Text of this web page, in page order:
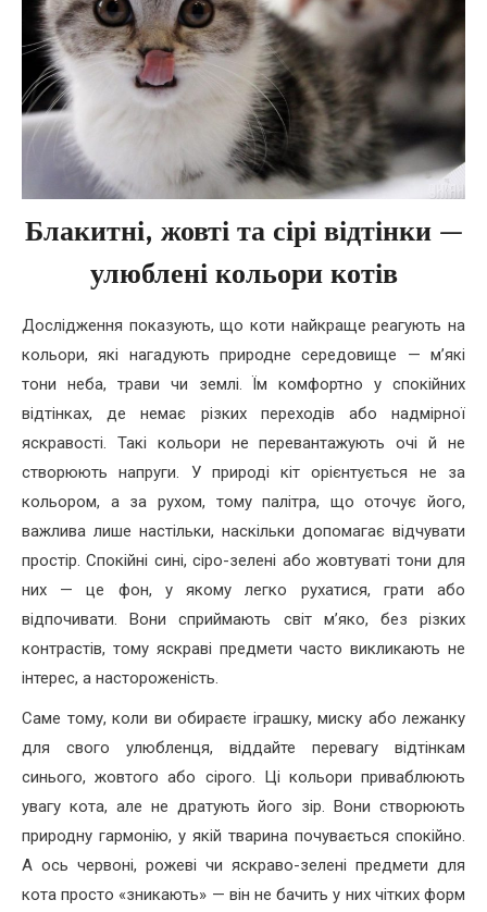
Блакитні, жовті та сірі відтінки —
улюблені кольори котів
Дослідження показують, що коти найкраще реагують на
кольори, які нагадують природне середовище — м’які
тони неба, трави чи землі. Їм комфортно у спокійних
відтінках, де немає різких переходів або надмірної
яскравості. Такі кольори не перевантажують очі й не
створюють напруги. У природі кіт орієнтується не за
кольором, а за рухом, тому палітра, що оточує його,
важлива лише настільки, наскільки допомагає відчувати
простір. Спокійні сині, сіро-зелені або жовтуваті тони для
них — це фон, у якому легко рухатися, грати або
відпочивати. Вони сприймають світ м’яко, без різких
контрастів, тому яскраві предмети часто викликають не
інтерес, а настороженість.
Саме тому, коли ви обираєте іграшку, миску або лежанку
для свого улюбленця, віддайте перевагу відтінкам
синього, жовтого або сірого. Ці кольори приваблюють
увагу кота, але не дратують його зір. Вони створюють
природну гармонію, у якій тварина почувається спокійно.
А ось червоні, рожеві чи яскраво-зелені предмети для
кота просто «зникають» — він не бачить у них чітких форм